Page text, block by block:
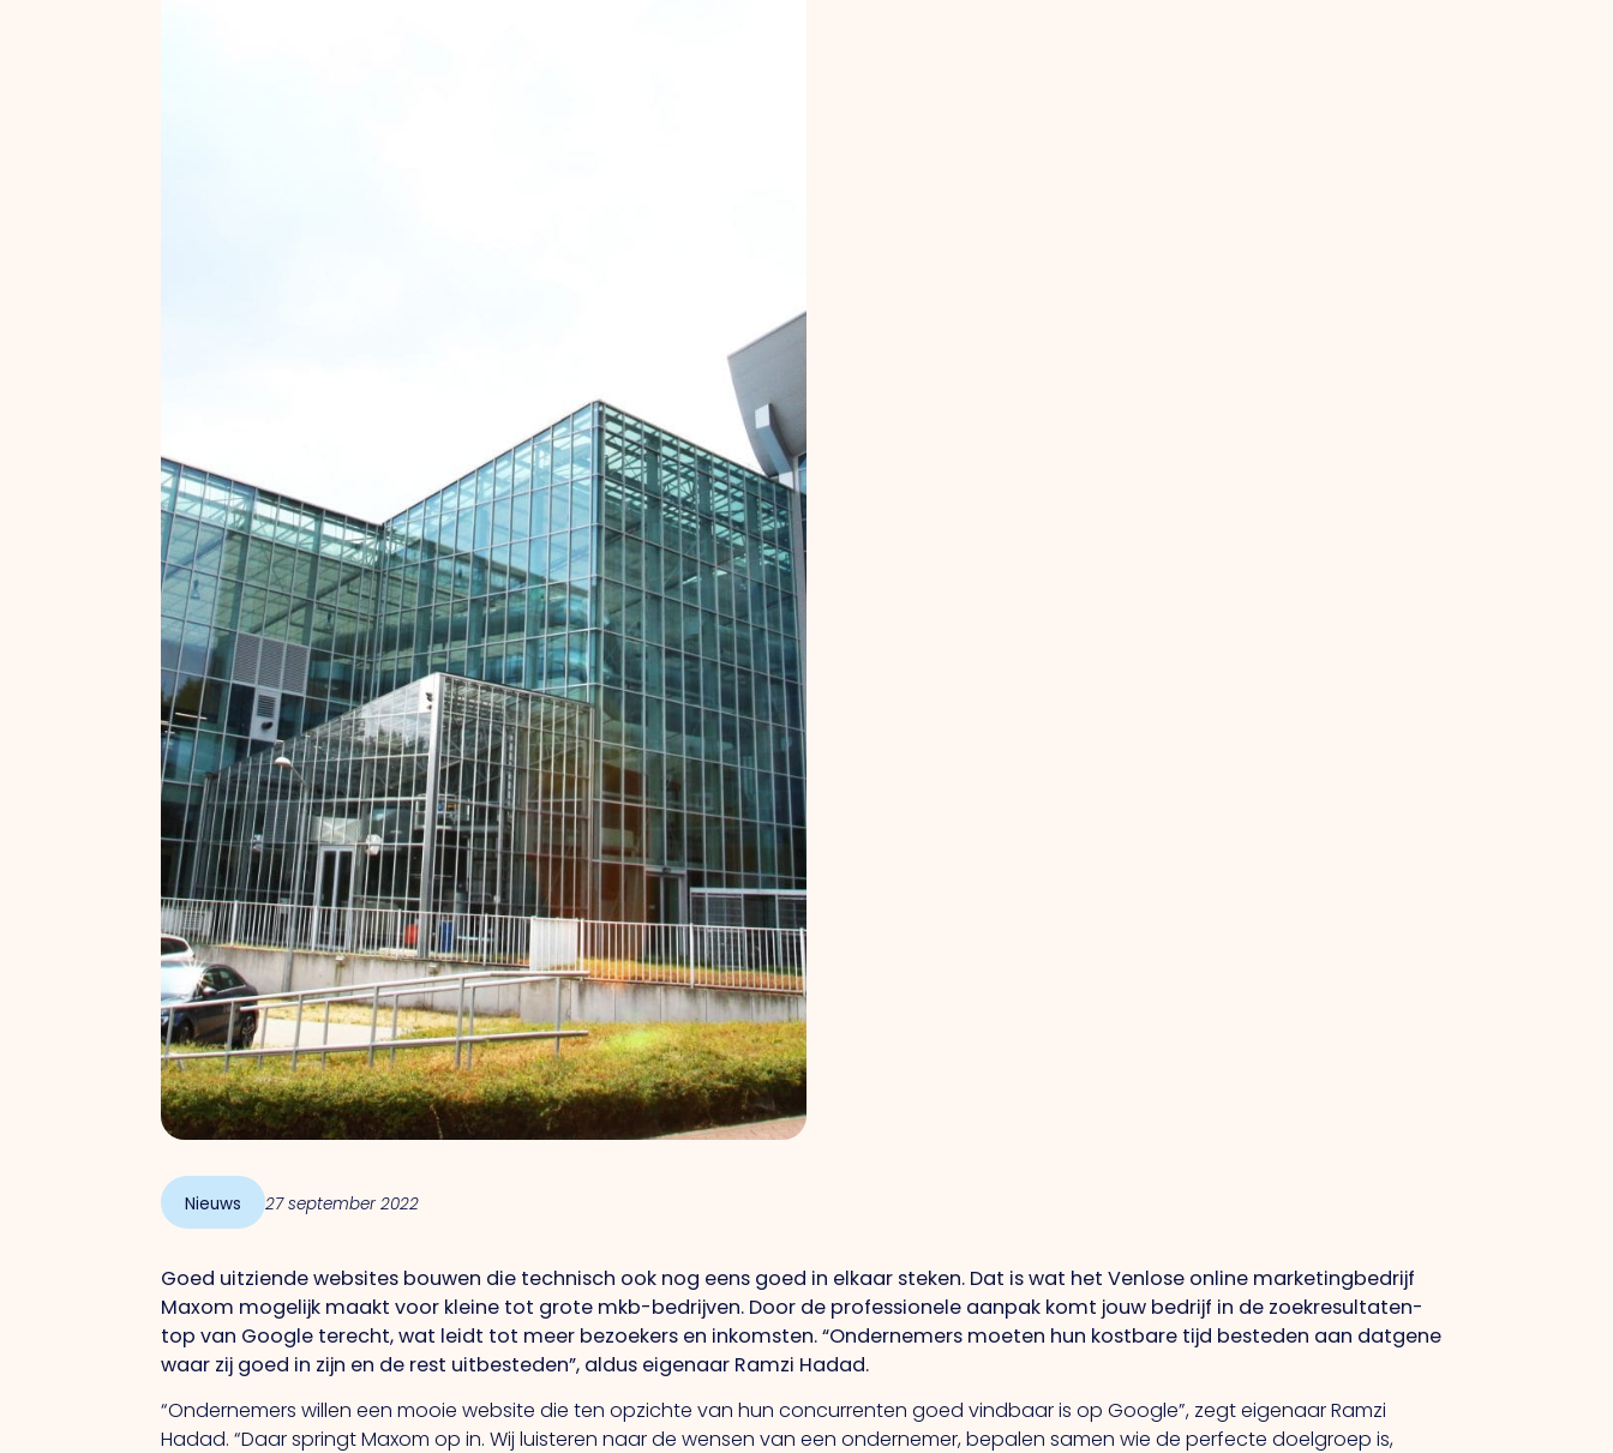
Nieuws 27 september 2022
Goed uitziende websites bouwen die technisch ook nog eens goed in elkaar steken. Dat is wat het Venlose online marketingbedrijf
Maxom mogelijk maakt voor kleine tot grote mkb-bedrijven. Door de professionele aanpak komt jouw bedrijf in de zoekresultaten-
top van Google terecht, wat leidt tot meer bezoekers en inkomsten. “Ondernemers moeten hun kostbare tijd besteden aan datgene
waar zij goed in zijn en de rest uitbesteden”, aldus eigenaar Ramzi Hadad.
“Ondernemers willen een mooie website die ten opzichte van hun concurrenten goed vindbaar is op Google”, zegt eigenaar Ramzi
Hadad. “Daar springt Maxom op in. Wij luisteren naar de wensen van een ondernemer, bepalen samen wie de perfecte doelgroep is,